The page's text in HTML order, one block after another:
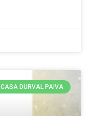
CASA DURVAL PAIVA